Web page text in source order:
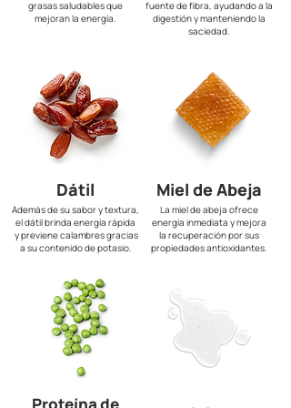
grasas saludables que
mejoran la energía.
fuente de fibra, ayudando a la
digestión y manteniendo la
saciedad.
Dátil Miel de Abeja
Además de su sabor y textura,
el dátil brinda energía rápida
y previene calambres gracias
a su contenido de potasio.
La miel de abeja ofrece
energía inmediata y mejora
la recuperación por sus
propiedades antioxidantes.